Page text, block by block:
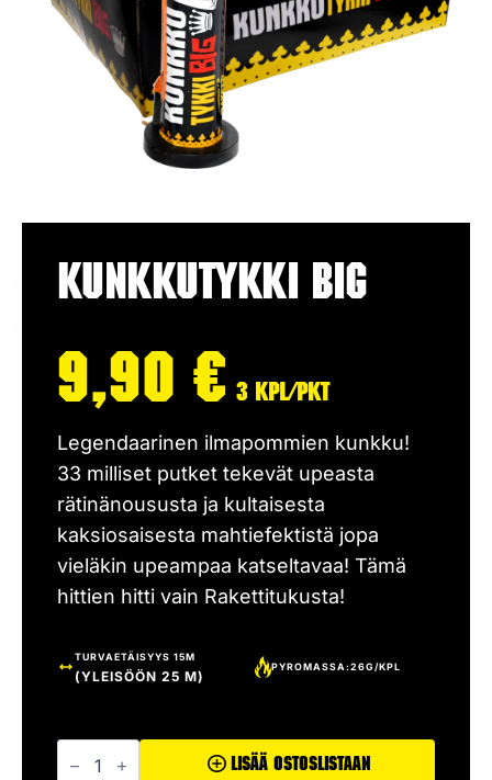
Kunkkutykki Big
9,90 € 3 kpl/pkt
Legendaarinen ilmapommien kunkku!
33 milliset putket tekevät upeasta
rätinänoususta ja kultaisesta
kaksiosaisesta mahtiefektistä jopa
vieläkin upeampaa katseltavaa! Tämä
hittien hitti vain Rakettitukusta!
TURVAETÄISYYS 15M
(YLEISÖÖN 25 M)
PYROMASSA:26G/KPL
Kunkkutykki
Big
Lisää Ostoslistaan